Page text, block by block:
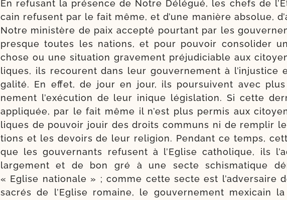
En refu­sant la pré­sence de Notre Délégué, les chefs de
cain refusent par le fait même, et d’une manière abso­lue,
Notre minis­tère de paix accep­té pour­tant par les
presque toutes les nations, et pour pou­voir conso­li­der
chose ou une situa­tion gra­ve­ment pré­ju­di­ciable aux
liques, ils recourent dans leur gou­ver­ne­ment à l’injustice
galité. En effet, de jour en jour, ils pour­suivent avec plus
nement l’exécution de leur inique légis­la­tion. Si cette
appli­quée, par le fait même il n’est plus per­mis aux
liques de pou­voir jouir des droits com­muns ni de rem­plir
tions et les devoirs de leur reli­gion. Pendant ce temps,
que les gou­ver­nants refusent à l’Eglise catho­lique, ils
lar­ge­ment et de bon gré à une secte schis­ma­tique
« Eglise natio­nale » ; comme cette secte est l’adversaire
sacrés de l’Eglise romaine, le gou­ver­ne­ment mexi­cain